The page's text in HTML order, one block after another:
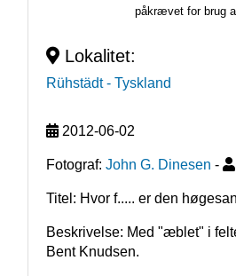
påkrævet for brug
Lokalitet:
Rühstädt - Tyskland
2012-06-02
Fotograf: John G. Dinesen -
Titel: Hvor f..... er den
Beskrivelse: Med "æblet" i
Bent Knudsen.